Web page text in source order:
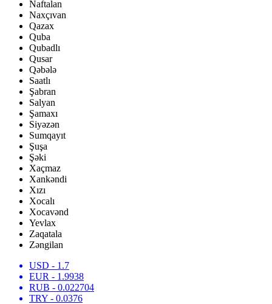
Naftalan
Naxçıvan
Qazax
Quba
Qubadlı
Qusar
Qəbələ
Saatlı
Şabran
Salyan
Şamaxı
Siyəzən
Sumqayıt
Şuşa
Şəki
Xaçmaz
Xankəndi
Xızı
Xocalı
Xocavənd
Yevlax
Zaqatala
Zəngilan
USD - 1.7
EUR - 1.9938
RUB - 0.022704
TRY - 0.0376